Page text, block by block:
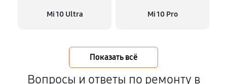
Mi 10 Ultra Mi 10 Pro
Показать всё
Вопросы и ответы по ремонту в